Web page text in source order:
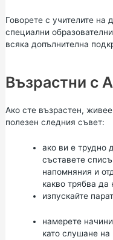
Говорете с учителите на
специални
всяка допълнителна
Възрастни с
Ако сте възрастен,
полезен следния съвет:
ако ви е трудно
съставете
напомняния и
какво трябва да
изпускайте
намерете
като слушане на